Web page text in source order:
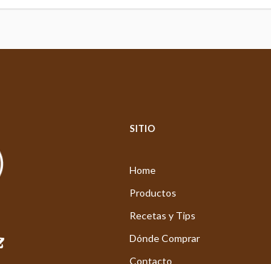
SITIO
Home
Productos
Recetas y Tips
Dónde Comprar
Contacto